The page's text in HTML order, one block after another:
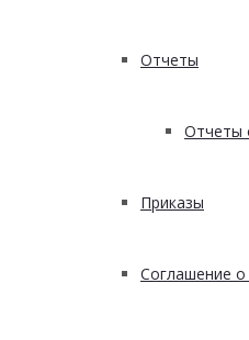
Отчеты
Отчеты
Приказы
Соглашение о